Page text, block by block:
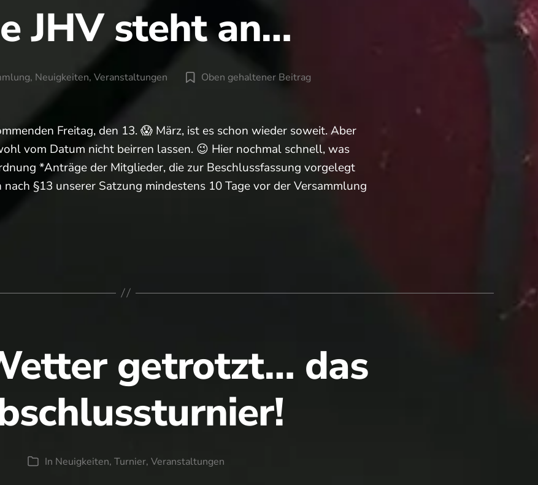
JHV steht an…
, Neuigkeiten, Veranstaltungen Oben gehaltener Beitrag
Freitag, den 13. 😱 März, ist es schon wieder soweit. Aber
vom Datum nicht beirren lassen. 😉 Hier nochmal schnell, was
*Anträge der Mitglieder, die zur Beschlussfassung vorgelegt
§13 unserer Satzung mindestens 10 Tage vor der Versammlung
getrotzt… das
Kategorien
In Neuigkeiten, Turnier, Veranstaltungen